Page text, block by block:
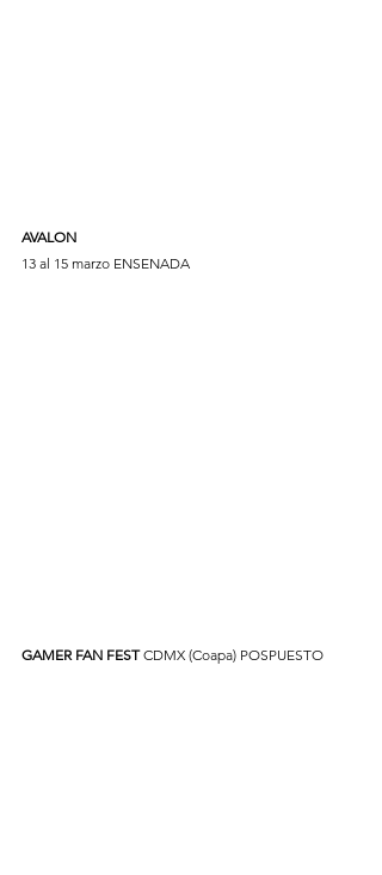
AVALON
13 al 15 marzo ENSENADA
GAMER FAN FEST CDMX (Coapa) POSPUESTO